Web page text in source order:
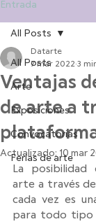
Entrada
All Posts
Arte
Exposiciones
Convocatorias
Ferias de arte
All Posts
Ventajas
de arte a
Datarte
7 mar 2022 3
Actualizado: 10 mar
La
arte a través
cada vez es
para todo tipo